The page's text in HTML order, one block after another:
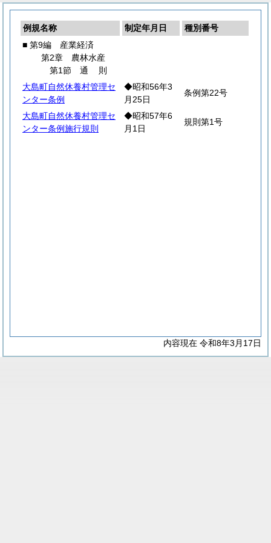
例規名称 制定年月日
種別番号
■ 第9編 産業経済
第2章 農林水産
第1節 通 則
大島町自然休養村管理セ
ンター条例
◆昭和56年3
月25日
条例第22号
大島町自然休養村管理セ
ンター条例施行規則
◆昭和57年6
月1日
規則第1号
内容現在 令和8年3月17日